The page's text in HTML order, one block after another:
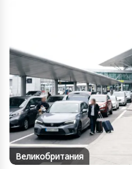
Великобритания